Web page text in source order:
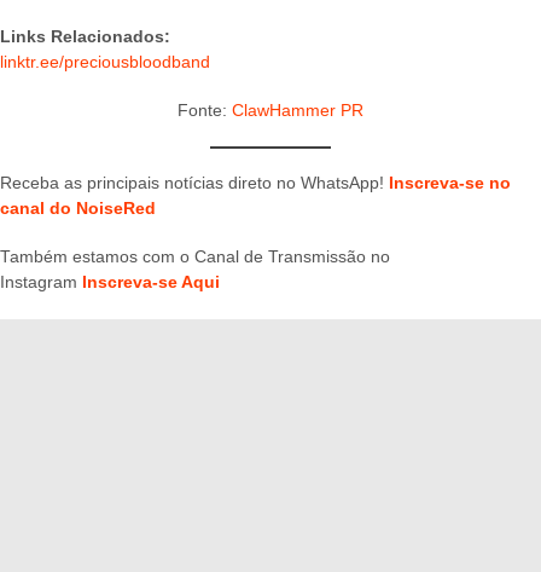
Links Relacionados:
linktr.ee/preciousbloodband
Fonte: ClawHammer PR
Receba as principais notícias direto no WhatsApp!
Inscreva-se no
canal do NoiseRed
Também estamos com o Canal de Transmissão no
Instagram
Inscreva-se Aqui